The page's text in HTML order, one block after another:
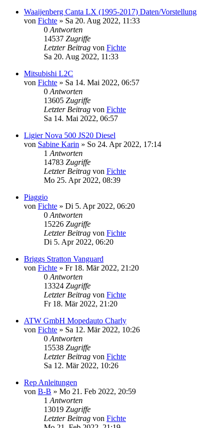
Waaijenberg Canta LX (1995-2017) Daten/Vorstellung
von Fichte » Sa 20. Aug 2022, 11:33
0Antworten
14537 Zugriffe
Letzter Beitrag von Fichte
Sa 20. Aug 2022, 11:33
Mitsubishi L2C
von Fichte » Sa 14. Mai 2022, 06:57
0Antworten
13605 Zugriffe
Letzter Beitrag von Fichte
Sa 14. Mai 2022, 06:57
Ligier Nova 500 JS20 Diesel
von Sabine Karin » So 24. Apr 2022, 17:14
1Antworten
14783 Zugriffe
Letzter Beitrag von Fichte
Mo 25. Apr 2022, 08:39
Piaggio
von Fichte » Di 5. Apr 2022, 06:20
0Antworten
15226 Zugriffe
Letzter Beitrag von Fichte
Di 5. Apr 2022, 06:20
Briggs Stratton Vanguard
von Fichte » Fr 18. Mär 2022, 21:20
0Antworten
13324 Zugriffe
Letzter Beitrag von Fichte
Fr 18. Mär 2022, 21:20
ATW GmbH Mopedauto Charly
von Fichte » Sa 12. Mär 2022, 10:26
0Antworten
15538 Zugriffe
Letzter Beitrag von Fichte
Sa 12. Mär 2022, 10:26
Rep Anleitungen
von B-B » Mo 21. Feb 2022, 20:59
1Antworten
13019 Zugriffe
Letzter Beitrag von Fichte